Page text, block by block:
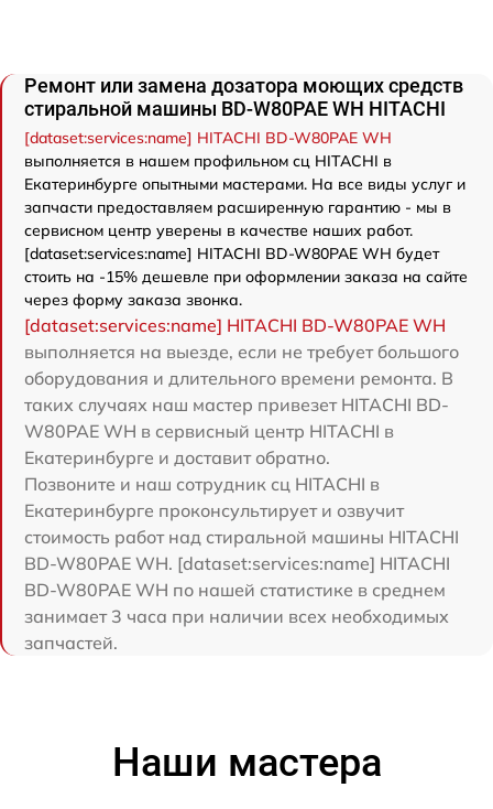
Ремонт или замена дозатора моющих средств
стиральной машины BD-W80PAE WH HITACHI
[dataset:services:name] HITACHI BD-W80PAE WH
выполняется в нашем профильном сц HITACHI в
Екатеринбурге опытными мастерами. На все виды услуг и
запчасти предоставляем расширенную гарантию - мы в
сервисном центр уверены в качестве наших работ.
[dataset:services:name] HITACHI BD-W80PAE WH будет
стоить на -15% дешевле при оформлении заказа на сайте
через форму заказа звонка.
[dataset:services:name] HITACHI BD-W80PAE WH
выполняется на выезде, если не требует большого
оборудования и длительного времени ремонта. В
таких случаях наш мастер привезет HITACHI BD-
W80PAE WH в сервисный центр HITACHI в
Екатеринбурге и доставит обратно.
Позвоните и наш сотрудник сц HITACHI в
Екатеринбурге проконсультирует и озвучит
стоимость работ над стиральной машины HITACHI
BD-W80PAE WH. [dataset:services:name] HITACHI
BD-W80PAE WH по нашей статистике в среднем
занимает 3 часа при наличии всех необходимых
запчастей.
Наши мастера